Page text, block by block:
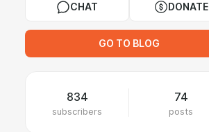
CHAT DONATE
GO TO BLOG
834
subscribers
74
posts